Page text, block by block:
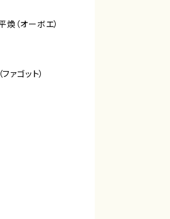
（オーボエ）
ァゴット）